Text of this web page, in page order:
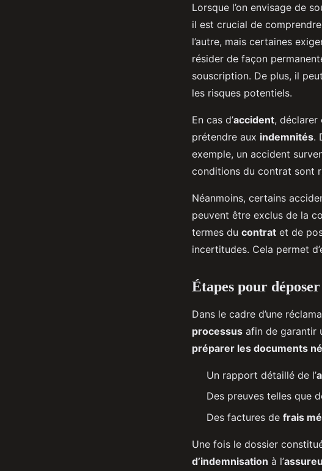
Lorsque l’on envisage de
il est crucial de
l’autre, mais certaines
résider de façon
souscription. De plus, il
les risques potentiels.
En cas d’accident, déclarer
prétendre aux indemnités.
exemple, un accident
conditions du contrat sont
Néanmoins, certains
peuvent être exclus de la
termes du contrat et de
incertitudes. Cela permet
Étapes pour
Dans le cadre d’une
processus afin de garantir
préparer les documents
Un rapport détaillé de l’
Des preuves telles que
Des factures de frais
Une fois le dossier
d’indemnisation à l’